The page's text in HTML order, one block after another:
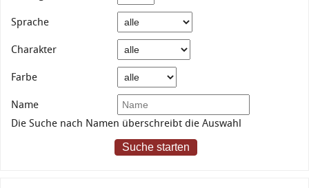
Sprache
Charakter
Farbe
Name
Die Suche nach Namen überschreibt die Auswahl
Suche starten